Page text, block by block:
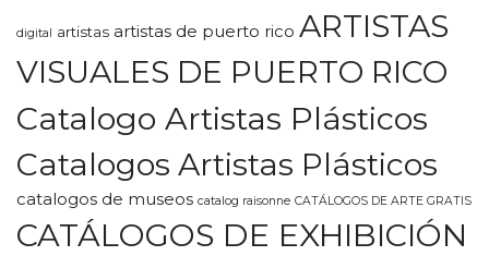
digital artistas artistas de puerto rico ARTISTAS
VISUALES DE PUERTO RICO
Catalogo Artistas Plásticos
Catalogos Artistas Plásticos
catalogos de museos catalog raisonne CATÁLOGOS DE ARTE GRATIS
CATÁLOGOS DE EXHIBICIÓN